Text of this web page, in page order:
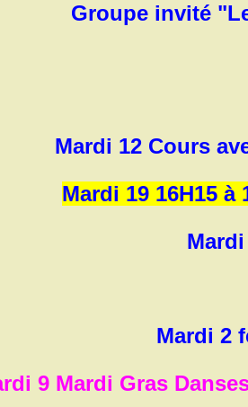
Groupe invité
Mardi 12 Cours
Mardi 19 16H15 à
Mardi 2
9 Mardi Gras